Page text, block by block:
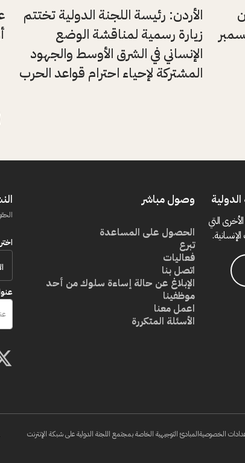
الأردن: رئيسة اللجنة الدولية تختتم
زيارة رسمية لمناقشة الوضع
الإنساني في الشرق الأوسط والجهود
المشتركة لإحياء احترام قواعد الحرب
التي
وصول مباشر
الحصول على المساعدة
تبرع
فعاليات
اتصل بنا
الإبلاغ عن حالة إساءة سلوك من أحد
موظفينا
اعمل معنا
الأسئلة المتكررة
الخصوصيةالمبادئ التوجيهية الخاصة بمجتمع اللجنة الدولية على شبكة الإنترنت